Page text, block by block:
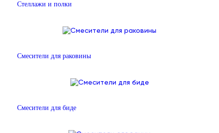
Стеллажи и полки
Смесители для раковины
Смесители для биде